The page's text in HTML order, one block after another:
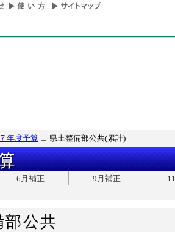
年度予算 県土整備部公共(累計)
6月補正 9月補正
部公共